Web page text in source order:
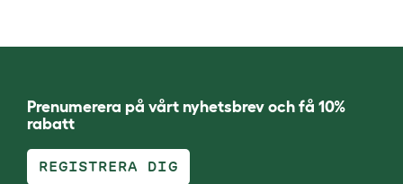
Prenumerera på vårt nyhetsbrev och få 10%
rabatt
REGISTRERA DIG